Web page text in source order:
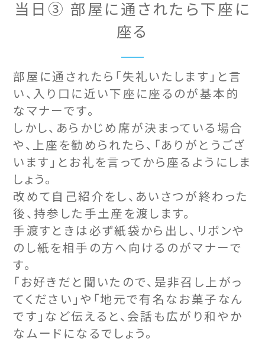
当日③ 部屋に通されたら下座に
座る
部屋に通されたら「失礼いたします」と言
い、入り口に近い下座に座るのが基本的
なマナーです。
しかし、あらかじめ席が決まっている場合
や、上座を勧められたら、「ありがとうござ
います」とお礼を言ってから座るようにしま
しょう。
改めて自己紹介をし、あいさつが終わった
後、持参した手土産を渡します。
手渡すときは必ず紙袋から出し、リボンや
のし紙を相手の方へ向けるのがマナーで
す。
「お好きだと聞いたので、是非召し上がっ
てください」や「地元で有名なお菓子なん
です」など伝えると、会話も広がり和やか
なムードになるでしょう。